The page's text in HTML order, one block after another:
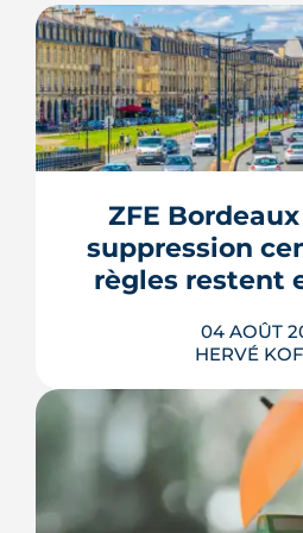
ZFE
suppression
règles restent
04 AOÛT
HERVÉ
La fin des zones à
fait la une au